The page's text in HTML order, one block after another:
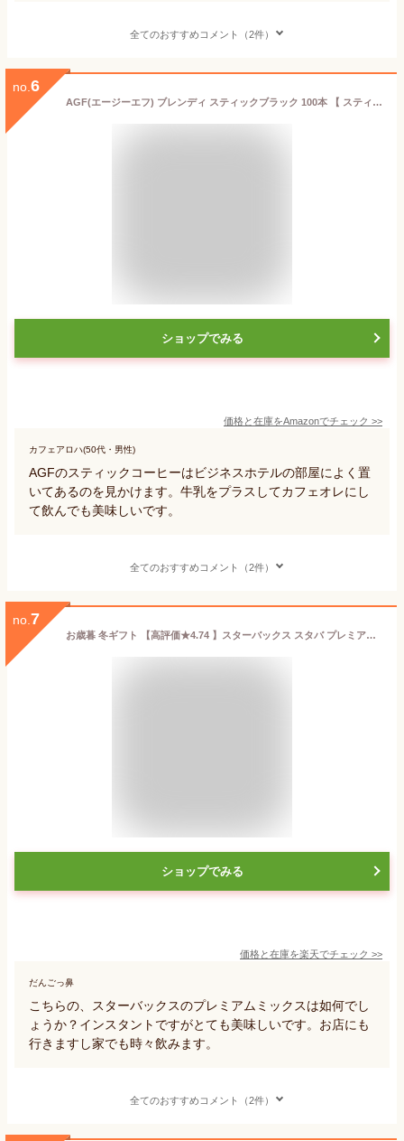
全てのおすすめコメント（2件）
no. 6
AGF(エージーエフ) ブレンディ スティックブラック 100本 【 スティックコーヒー 】【 水に溶けるコーヒー 】【 インスタントコーヒー 】
ショップでみる
価格と在庫をAmazonでチェック >>
カフェアロハ(50代・男性)
AGFのスティックコーヒーはビジネスホテルの部屋によく置
いてあるのを見かけます。牛乳をプラスしてカフェオレにし
て飲んでも美味しいです。
全てのおすすめコメント（2件）
no. 7
お歳暮 冬ギフト 【高評価★4.74 】スターバックス スタバ プレミアムミックス SBP-30B コーヒーギフト 内祝い インスタントコーヒー スティックコーヒー 出産内祝い 結婚祝い お返し 香典返し 誕生日 プレゼント ギフト お歳暮 コーヒー
ショップでみる
価格と在庫を楽天でチェック >>
だんごっ鼻
こちらの、スターバックスのプレミアムミックスは如何でし
ょうか？インスタントですがとても美味しいです。お店にも
行きますし家でも時々飲みます。
全てのおすすめコメント（2件）